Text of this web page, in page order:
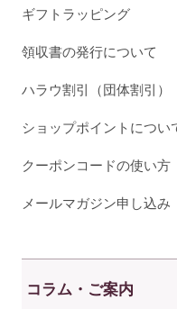
ギフトラッピング
領収書の発行について
ハラウ割引（団体割引）
ショップポイントについ
クーポンコードの使い方
メールマガジン申し込み
コラム・ご案内